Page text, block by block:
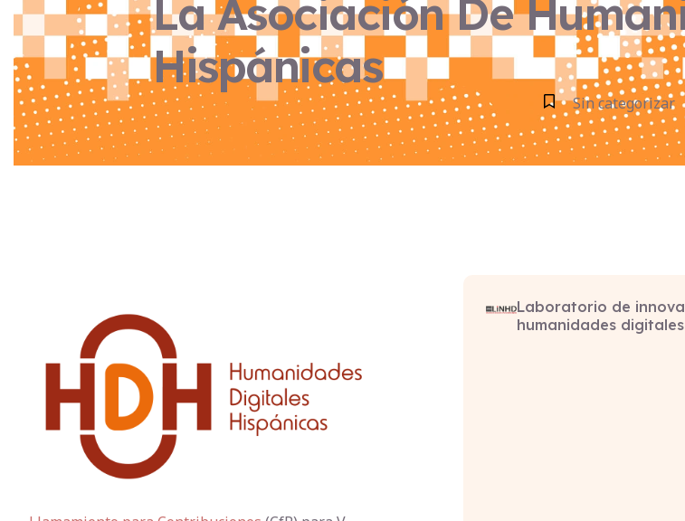
La Asociación De
Hispánicas
Sin categorizar
Laboratorio de
humanidades digitales